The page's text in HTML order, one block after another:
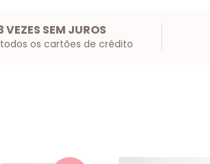
VEZES SEM JUROS
os cartões de crédito